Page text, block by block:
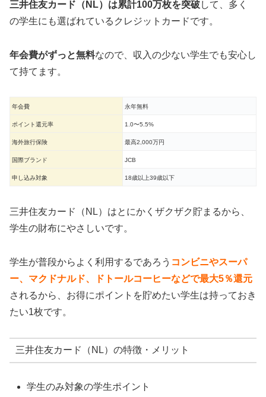
三井住友カード（NL）は累計100万枚を突破して、多く
の学生にも選ばれているクレジットカードです。
年会費がずっと無料なので、収入の少ない学生でも安心し
て持てます。
年会費 永年無料
ポイント還元率 1.0〜5.5%
海外旅行保険 最高2,000万円
国際ブランド JCB
申し込み対象 18歳以上39歳以下
三井住友カード（NL）はとにかくザクザク貯まるから、
学生の財布にやさしいです。
学生が普段からよく利用するであろう コンビニやスーパ
ー、マクドナルド、ドトールコーヒーなどで最大5％還元
されるから、お得にポイントを貯めたい学生は持っておき
たい1枚です。
三井住友カード（NL）の特徴・メリット
学生のみ対象の学生ポイント